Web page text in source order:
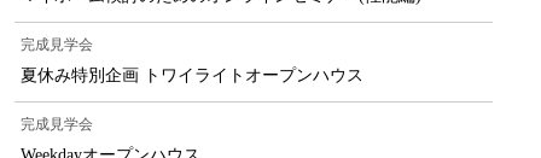
完成見学会
夏休み特別企画 トワイライトオープンハウス
完成見学会